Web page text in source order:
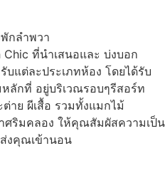
กลำพวา
ที่นำเสนอและ บ่งบอก
แต่ละประเภทห้อง โดยได้รับ
ลักที่ อยู่บริเวณรอบๆรีสอร์ท
าย ผีเสื้อ รวมทั้งแมกไม้
ริมคลอง ให้คุณสัมผัสความเป็น
งคุณเข้านอน